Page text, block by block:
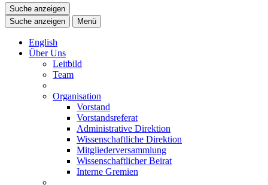
Suche anzeigen
Suche anzeigen
Menü
English
Über Uns
Leitbild
Team
Organisation
Vorstand
Vorstandsreferat
Administrative Direktion
Wissenschaftliche Direktion
Mitgliederversammlung
Wissenschaftlicher Beirat
Interne Gremien